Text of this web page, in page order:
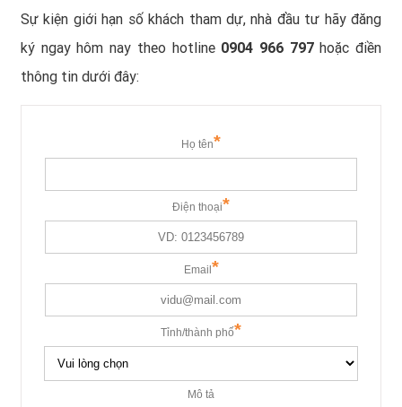
Sự kiện giới hạn số khách tham dự, nhà đầu tư hãy đăng
ký ngay hôm nay theo hotline 0904 966 797hoặc điền
thông tin dưới đây: